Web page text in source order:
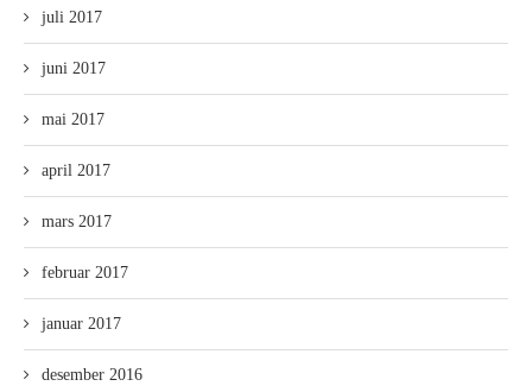
juli 2017
juni 2017
mai 2017
april 2017
mars 2017
februar 2017
januar 2017
desember 2016